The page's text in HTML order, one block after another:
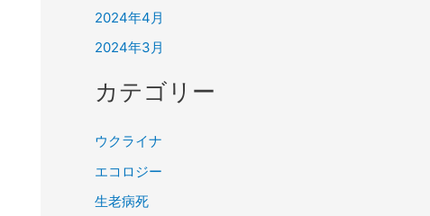
2024年4月
2024年3月
カテゴリー
ウクライナ
エコロジー
生老病死